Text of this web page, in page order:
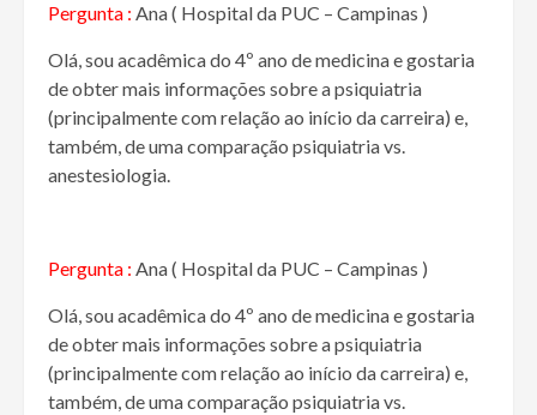
Pergunta : Ana ( Hospital da PUC – Campinas )
Olá, sou acadêmica do 4º ano de medicina e gostaria
de obter mais informações sobre a psiquiatria
(principalmente com relação ao início da carreira) e,
também, de uma comparação psiquiatria vs.
anestesiologia.
Pergunta : Ana ( Hospital da PUC – Campinas )
Olá, sou acadêmica do 4º ano de medicina e gostaria
de obter mais informações sobre a psiquiatria
(principalmente com relação ao início da carreira) e,
também, de uma comparação psiquiatria vs.